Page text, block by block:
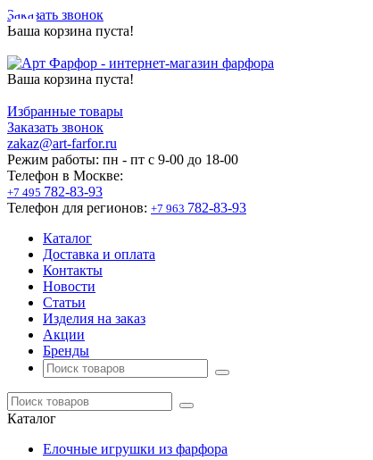
Заказать звонок
Ваша корзина пуста!
Ваша корзина пуста!
Избранные товары
Заказать звонок
zakaz@art-farfor.ru
Режим работы: пн - пт c 9-00 до 18-00
Телефон в Москве:
+7 495 782-83-93
Телефон для регионов: +7 963 782-83-93
Каталог
Доставка и оплата
Контакты
Новости
Статьи
Изделия на заказ
Акции
Бренды
Каталог
Елочные игрушки из фарфора